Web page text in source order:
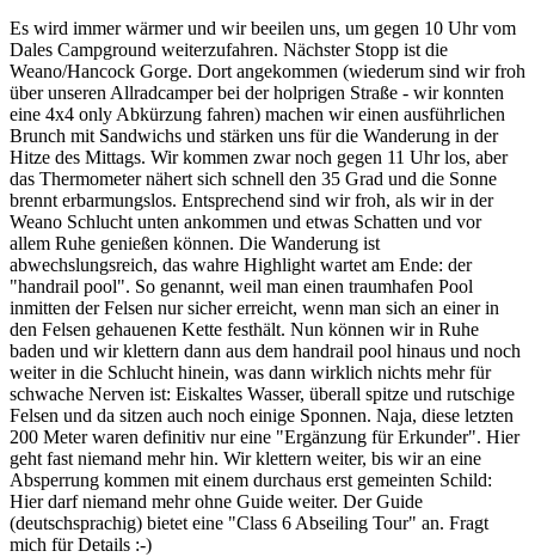
Es wird immer wärmer und wir beeilen uns, um gegen 10 Uhr vom
Dales Campground weiterzufahren. Nächster Stopp ist die
Weano/Hancock Gorge. Dort angekommen (wiederum sind wir froh
über unseren Allradcamper bei der holprigen Straße - wir konnten
eine 4x4 only Abkürzung fahren) machen wir einen ausführlichen
Brunch mit Sandwichs und stärken uns für die Wanderung in der
Hitze des Mittags. Wir kommen zwar noch gegen 11 Uhr los, aber
das Thermometer nähert sich schnell den 35 Grad und die Sonne
brennt erbarmungslos. Entsprechend sind wir froh, als wir in der
Weano Schlucht unten ankommen und etwas Schatten und vor
allem Ruhe genießen können. Die Wanderung ist
abwechslungsreich, das wahre Highlight wartet am Ende: der
"handrail pool". So genannt, weil man einen traumhafen Pool
inmitten der Felsen nur sicher erreicht, wenn man sich an einer in
den Felsen gehauenen Kette festhält. Nun können wir in Ruhe
baden und wir klettern dann aus dem handrail pool hinaus und noch
weiter in die Schlucht hinein, was dann wirklich nichts mehr für
schwache Nerven ist: Eiskaltes Wasser, überall spitze und rutschige
Felsen und da sitzen auch noch einige Sponnen. Naja, diese letzten
200 Meter waren definitiv nur eine "Ergänzung für Erkunder". Hier
geht fast niemand mehr hin. Wir klettern weiter, bis wir an eine
Absperrung kommen mit einem durchaus erst gemeinten Schild:
Hier darf niemand mehr ohne Guide weiter. Der Guide
(deutschsprachig) bietet eine "Class 6 Abseiling Tour" an. Fragt
mich für Details :-)